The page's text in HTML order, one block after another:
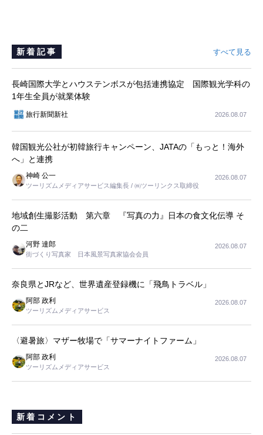
新着記事 すべて見る
長崎国際大学とハウステンボスが包括連携協定 国際観光学科の
1年生全員が就業体験
旅行新聞新社 2026.08.07
韓国観光公社が初韓旅行キャンペーン、JATAの「もっと！海外
へ」と連携
神崎 公一
ツーリズムメディアサービス編集長 / ㈱ツーリンクス取締役
2026.08.07
地域創生撮影活動 第六章 『写真の力』日本の食文化伝導 そ
の二
河野 達郎
街づくり写真家 日本風景写真家協会会員
2026.08.07
奈良県とJRなど、世界遺産登録機に「飛鳥トラベル」
阿部 政利
ツーリズムメディアサービス
2026.08.07
〈避暑旅〉マザー牧場で「サマーナイトファーム」
阿部 政利
ツーリズムメディアサービス
2026.08.07
新着コメント